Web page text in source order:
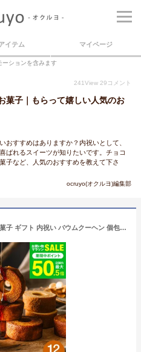
イテム マイページ
ーションを含みます
241View 29 コメント
菓子｜もらって嬉しい人気のお
おすすめはありますか？内祝いとして、
ばれるスイーツが知りたいです。チョコ
子など、人気のおすすめを教えて下さ
ocruyo(オクルヨ)編集部
お中元 夏ギフト スイーツ お菓子 ギフト 内祝い バウムクーヘン 個包装 森の庭 焦がしキャラメルがしみ込んだバーム詰合せ 12個入 MRO-01A（包装済 外のし）手土産 焼き菓子 詰め合わせ 出産内祝い 結婚内祝い 結婚祝い JGS お急ぎ便 送料無料 お返し